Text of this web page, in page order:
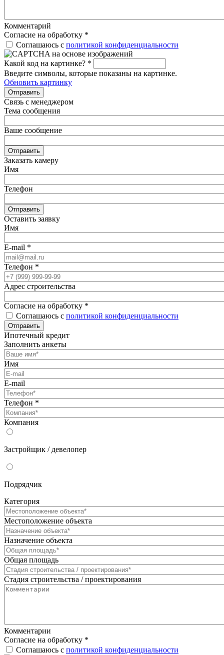
Комментарий
Согласие на обработку *
Соглашаюсь с политикой конфиденциальности
Какой код на картинке? *
Введите символы, которые показаны на картинке.
Обновить картинку
Отправить
Связь с менеджером
Тема сообщения
Ваше сообщение
Отправить
Заказать камеру
Имя
Телефон
Отправить
Оставить заявку
Имя
E-mail *
Телефон *
Адрес строительства
Согласие на обработку *
Соглашаюсь с политикой конфиденциальности
Отправить
Ипотечный кредит
Заполнить анкеты
Имя
E-mail
Телефон *
Компания
Застройщик / девелопер
Подрядчик
Категория
Местоположение объекта
Назначение объекта
Общая площадь
Стадия строительства / проектирования
Комментарии
Согласие на обработку *
Соглашаюсь с политикой конфиденциальности